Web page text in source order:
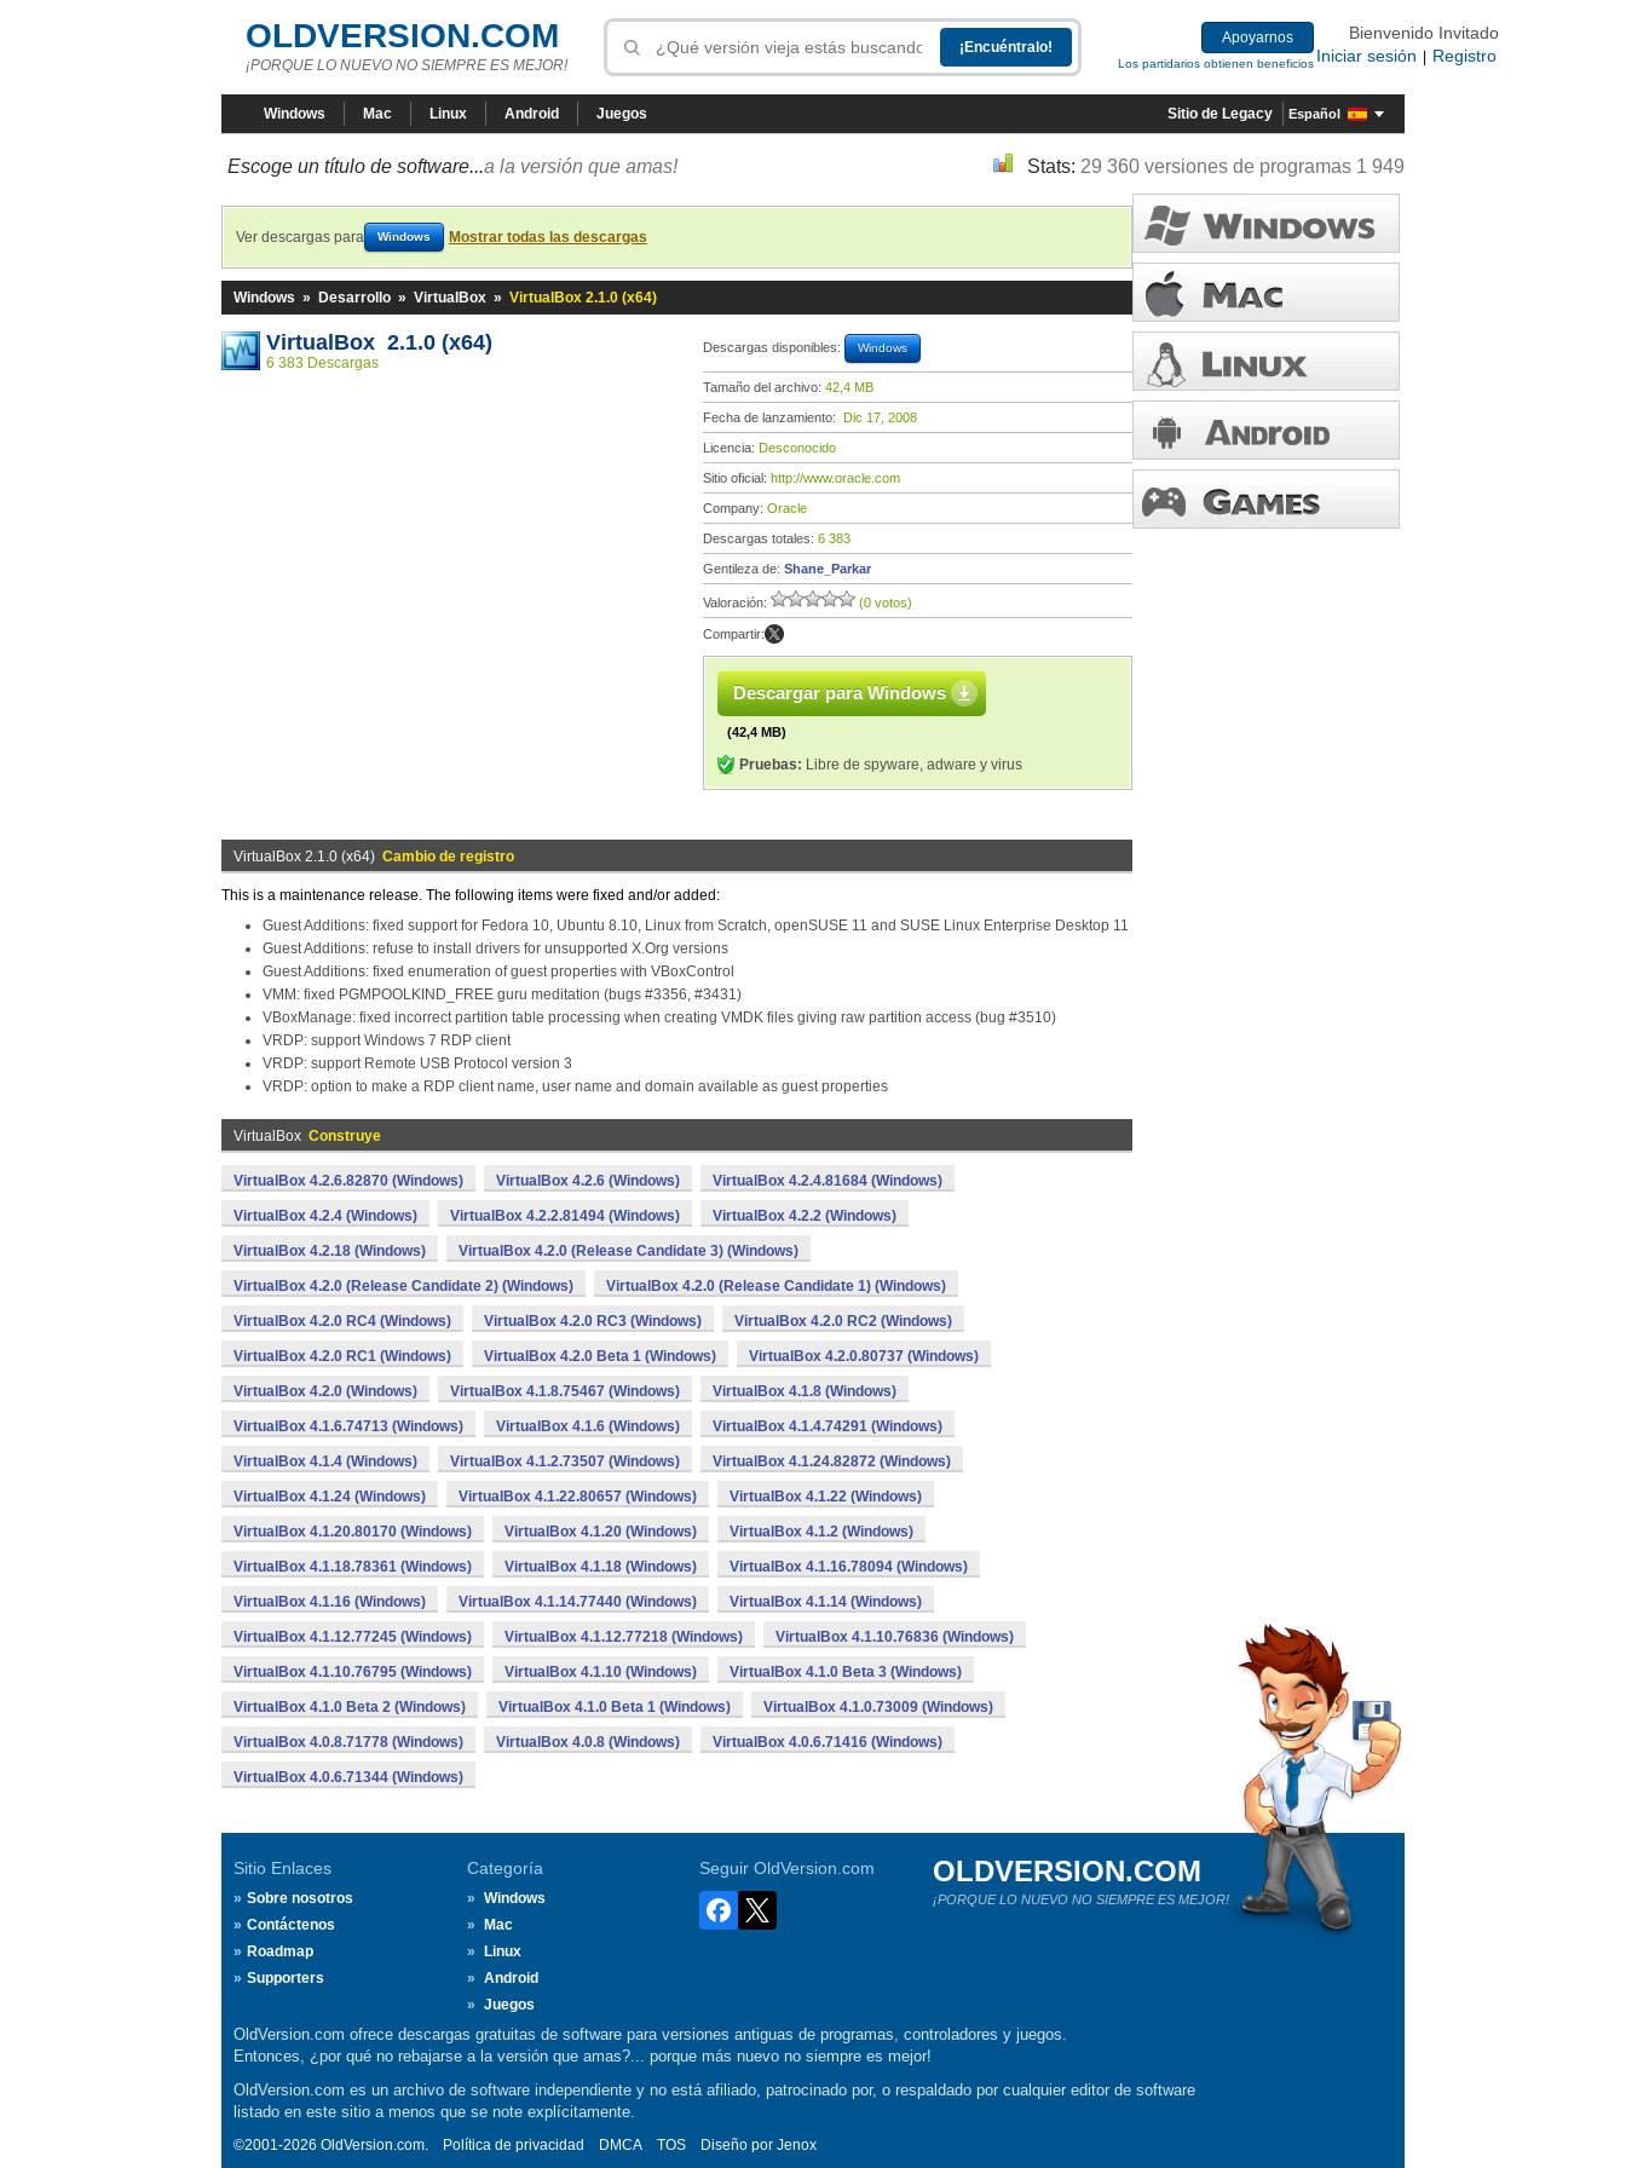
OLDVERSION.COM
¡PORQUE LO NUEVO NO SIEMPRE ES MEJOR!
Apoyarnos
Los partidarios obtienen beneficios
Bienvenido Invitado
Iniciar sesión
Registro
Windows Mac Linux Android Juegos Sitio de Legacy Español
Escoge un título de software...a la versión que amas! Stats: 29 360 versiones de programas 1 949
Ver descargas para Windows Mostrar todas las descargas
Windows » Desarrollo » VirtualBox » VirtualBox 2.1.0 (x64)
VirtualBox 2.1.0 (x64)
6 383 Descargas
Descargas disponibles: Windows
Tamaño del archivo: 42,4 MB
Fecha de lanzamiento: Dic 17, 2008
Licencia: Desconocido
Sitio oficial: http://www.oracle.com
Company: Oracle
Descargas totales: 6 383
Gentileza de: Shane_Parkar
Valoración: (0 votos)
Compartir:
Descargar para Windows
(42,4 MB)
Pruebas: Libre de spyware, adware y virus
VirtualBox 2.1.0 (x64) Cambio de registro
This is a maintenance release. The following items were fixed and/or added:
Guest Additions: fixed support for Fedora 10, Ubuntu 8.10, Linux from Scratch, openSUSE 11 and SUSE Linux Enterprise Desktop 11
Guest Additions: refuse to install drivers for unsupported X.Org versions
Guest Additions: fixed enumeration of guest properties with VBoxControl
VMM: fixed PGMPOOLKIND_FREE guru meditation (bugs #3356, #3431)
VBoxManage: fixed incorrect partition table processing when creating VMDK files giving raw partition access (bug #3510)
VRDP: support Windows 7 RDP client
VRDP: support Remote USB Protocol version 3
VRDP: option to make a RDP client name, user name and domain available as guest properties
VirtualBox Construye
VirtualBox 4.2.6.82870 (Windows) VirtualBox 4.2.6 (Windows) VirtualBox 4.2.4.81684 (Windows)
VirtualBox 4.2.4 (Windows) VirtualBox 4.2.2.81494 (Windows) VirtualBox 4.2.2 (Windows)
VirtualBox 4.2.18 (Windows) VirtualBox 4.2.0 (Release Candidate 3) (Windows)
VirtualBox 4.2.0 (Release Candidate 2) (Windows) VirtualBox 4.2.0 (Release Candidate 1) (Windows)
VirtualBox 4.2.0 RC4 (Windows) VirtualBox 4.2.0 RC3 (Windows) VirtualBox 4.2.0 RC2 (Windows)
VirtualBox 4.2.0 RC1 (Windows) VirtualBox 4.2.0 Beta 1 (Windows) VirtualBox 4.2.0.80737 (Windows)
VirtualBox 4.2.0 (Windows) VirtualBox 4.1.8.75467 (Windows) VirtualBox 4.1.8 (Windows)
VirtualBox 4.1.6.74713 (Windows) VirtualBox 4.1.6 (Windows) VirtualBox 4.1.4.74291 (Windows)
VirtualBox 4.1.4 (Windows) VirtualBox 4.1.2.73507 (Windows) VirtualBox 4.1.24.82872 (Windows)
VirtualBox 4.1.24 (Windows) VirtualBox 4.1.22.80657 (Windows) VirtualBox 4.1.22 (Windows)
VirtualBox 4.1.20.80170 (Windows) VirtualBox 4.1.20 (Windows) VirtualBox 4.1.2 (Windows)
VirtualBox 4.1.18.78361 (Windows) VirtualBox 4.1.18 (Windows) VirtualBox 4.1.16.78094 (Windows)
VirtualBox 4.1.16 (Windows) VirtualBox 4.1.14.77440 (Windows) VirtualBox 4.1.14 (Windows)
VirtualBox 4.1.12.77245 (Windows) VirtualBox 4.1.12.77218 (Windows) VirtualBox 4.1.10.76836 (Windows)
VirtualBox 4.1.10.76795 (Windows) VirtualBox 4.1.10 (Windows) VirtualBox 4.1.0 Beta 3 (Windows)
VirtualBox 4.1.0 Beta 2 (Windows) VirtualBox 4.1.0 Beta 1 (Windows) VirtualBox 4.1.0.73009 (Windows)
VirtualBox 4.0.8.71778 (Windows) VirtualBox 4.0.8 (Windows) VirtualBox 4.0.6.71416 (Windows)
VirtualBox 4.0.6.71344 (Windows)
Sitio Enlaces
Sobre nosotros
Contáctenos
Roadmap
Supporters
Categoría
Windows
Mac
Linux
Android
Juegos
Seguir OldVersion.com OLDVERSION.COM
¡PORQUE LO NUEVO NO SIEMPRE ES MEJOR!
OldVersion.com ofrece descargas gratuitas de software para versiones antiguas de programas, controladores y juegos.
Entonces, ¿por qué no rebajarse a la versión que amas?... porque más nuevo no siempre es mejor!
OldVersion.com es un archivo de software independiente y no está afiliado, patrocinado por, o respaldado por cualquier editor de software
listado en este sitio a menos que se note explícitamente.
©2001-2026 OldVersion.com. Política de privacidad DMCA TOS Diseño por Jenox